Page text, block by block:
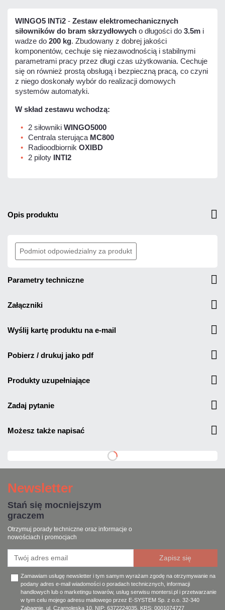
WINGO5 INTi2 - Zestaw elektromechanicznych
siłowników do bram skrzydłowych o długości do 3.5m i
wadze do 200 kg. Zbudowany z dobrej jakości
komponentów, cechuje się niezawodnością i stabilnymi
parametrami pracy przez długi czas użytkowania. Cechuje
się on również prostą obsługą i bezpieczną pracą, co czyni
z niego doskonały wybór do realizacji domowych
systemów automatyki.
W skład zestawu wchodzą:
2 siłowniki WINGO5000
Centrala sterująca MC800
Radioodbiornik OXIBD
2 piloty INTI2
opis produktu
Podmiot odpowiedzialny za produkt
parametry techniczne
załączniki
wyślij kartę produktu na e-mail
pobierz / drukuj jako pdf
produkty uzupełniające
zadaj pytanie
możesz także napisać
Newsletter
Stań się mocniejszym
graczem
Otrzymuj porady techniczne oraz informacje o
nowościach i promocjach
Zamawiam usługę newsletter i tym samym wyrażam zgodę na otrzymywanie na
podany adres e-mail wiadomości o poradach technicznych, informacji
handlowych lub o marketingu towarów, usług serwisu montersi.pl i przetwarzanie
w tym celu mojego adresu mailowego przez E-SYSTEM Sp. z o.o. 32-340
Zabagnie, ul. Czarnoleska 10, NIP: 6372224035, KRS: 0001074727